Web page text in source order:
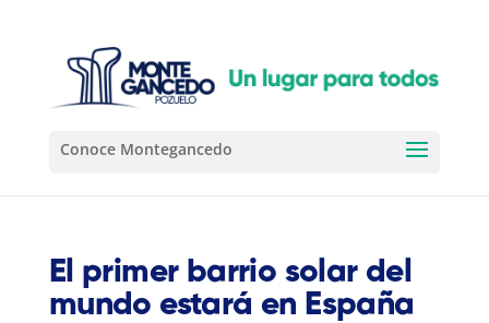
El primer barrio solar del
mundo estará en España